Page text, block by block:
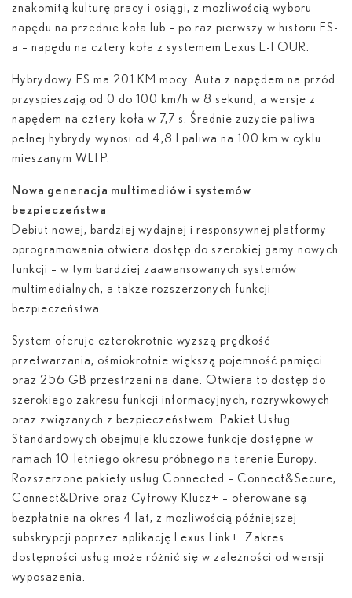
znakomitą kulturę pracy i osiągi, z możliwością wyboru
napędu na przednie koła lub – po raz pierwszy w historii ES-
a – napędu na cztery koła z systemem Lexus E-FOUR.
Hybrydowy ES ma 201 KM mocy. Auta z napędem na przód
przyspieszają od 0 do 100 km/h w 8 sekund, a wersje z
napędem na cztery koła w 7,7 s. Średnie zużycie paliwa
pełnej hybrydy wynosi od 4,8 l paliwa na 100 km w cyklu
mieszanym WLTP.
Nowa generacja multimediów i systemów
bezpieczeństwa
Debiut nowej, bardziej wydajnej i responsywnej platformy
oprogramowania otwiera dostęp do szerokiej gamy nowych
funkcji – w tym bardziej zaawansowanych systemów
multimedialnych, a także rozszerzonych funkcji
bezpieczeństwa.
System oferuje czterokrotnie wyższą prędkość
przetwarzania, ośmiokrotnie większą pojemność pamięci
oraz 256 GB przestrzeni na dane. Otwiera to dostęp do
szerokiego zakresu funkcji informacyjnych, rozrywkowych
oraz związanych z bezpieczeństwem. Pakiet Usług
Standardowych obejmuje kluczowe funkcje dostępne w
ramach 10-letniego okresu próbnego na terenie Europy.
Rozszerzone pakiety usług Connected – Connect&Secure,
Connect&Drive oraz Cyfrowy Klucz+ – oferowane są
bezpłatnie na okres 4 lat, z możliwością późniejszej
subskrypcji poprzez aplikację Lexus Link+. Zakres
dostępności usług może różnić się w zależności od wersji
wyposażenia.